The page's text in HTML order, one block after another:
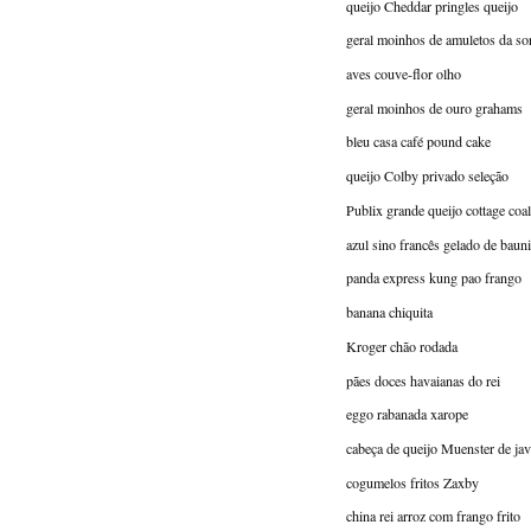
queijo Cheddar pringles queijo
geral moinhos de amuletos da
aves couve-flor olho
geral moinhos de ouro grahams
bleu casa café pound cake
queijo Colby privado seleção
Publix grande queijo cottage
azul sino francês gelado de
panda express kung pao frango
banana chiquita
Kroger chão rodada
pães doces havaianas do rei
eggo rabanada xarope
cabeça de queijo Muenster de
cogumelos fritos Zaxby
china rei arroz com frango frito